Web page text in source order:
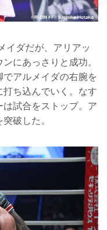
イダだが、アリアッ
にあっさりと成功。
アルメイダの右腕を
ち込んでいく。なす
試合をストップ。ア
破した。